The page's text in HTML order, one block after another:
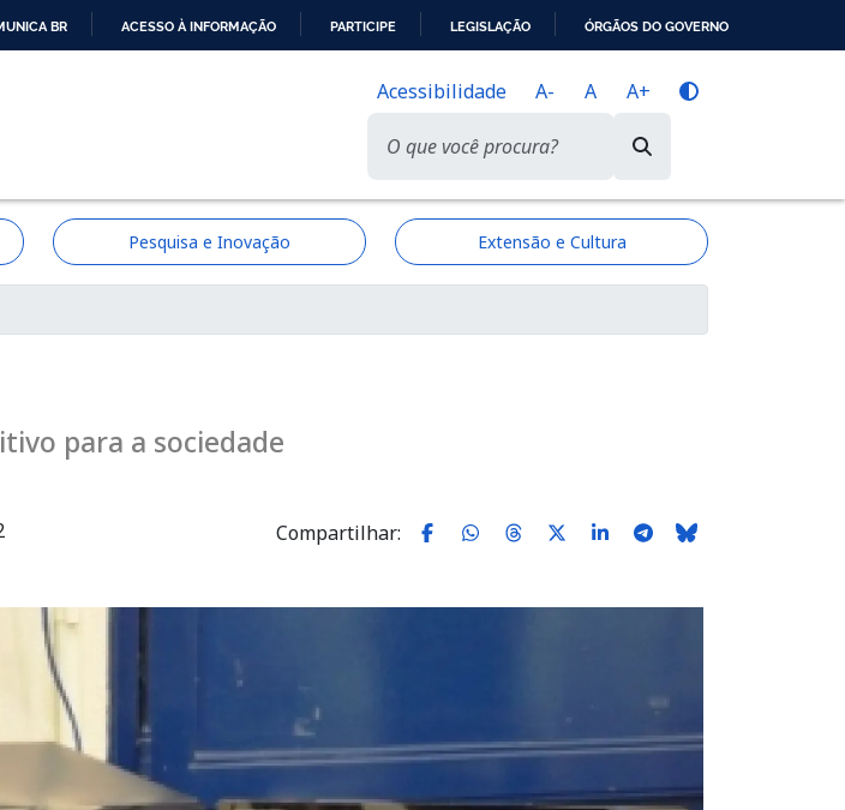
BR ACESSO À INFORMAÇÃO PARTICIPE LEGISLAÇÃO ÓRGÃOS DO GOVERNO
Acessibilidade A- A A+
Pesquisa e Inovação Extensão e Cultura
para a sociedade
Compartilhar: